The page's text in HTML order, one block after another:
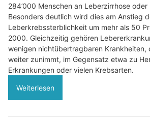
284’000 Menschen an Leberzirrhose
Besonders deutlich wird dies am Anstieg
Leberkrebssterblichkeit um mehr als 50
2000. Gleichzeitig gehören
wenigen nichtübertragbaren Krankheiten,
weiter zunimmt, im Gegensatz etwa zu
Erkrankungen oder vielen Krebsarten.
Weiterlesen